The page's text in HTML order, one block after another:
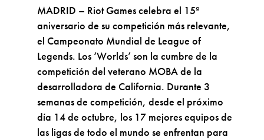
MADRID – Riot Games celebra el 15º
aniversario de su competición más relevante,
el Campeonato Mundial de League of
Legends. Los ‘Worlds’ son la cumbre de la
competición del veterano MOBA de la
desarrolladora de California. Durante 3
semanas de competición, desde el próximo
día 14 de octubre, los 17 mejores equipos de
las ligas de todo el mundo se enfrentan para